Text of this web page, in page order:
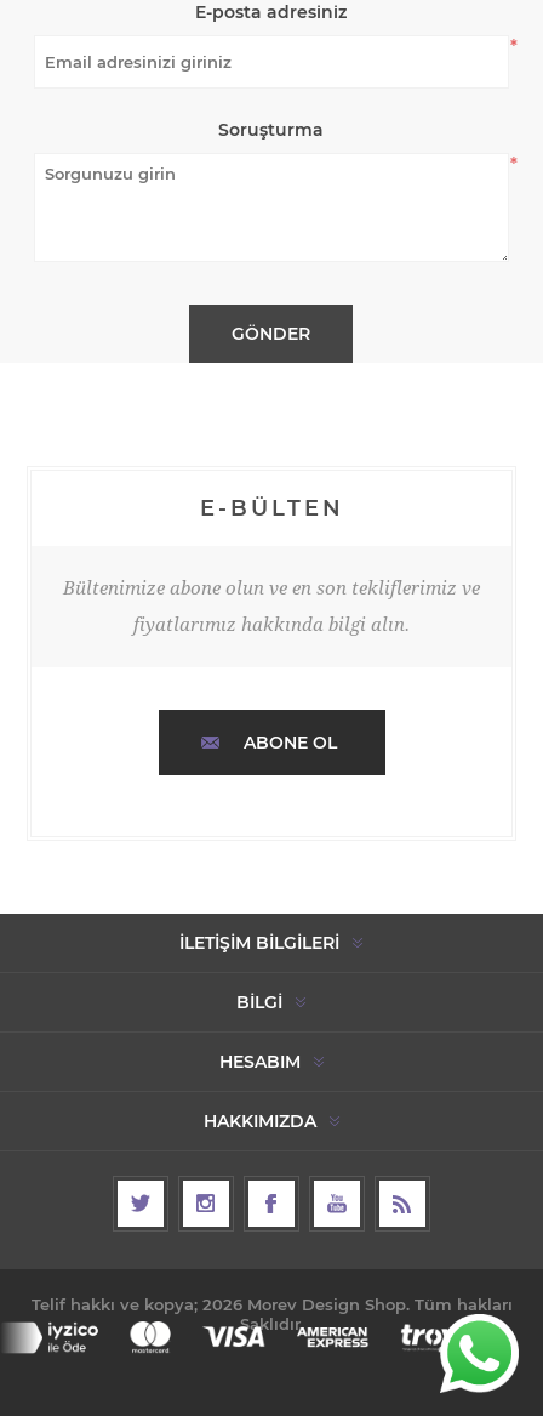
E-posta adresiniz
*
Soruşturma
*
E-BÜLTEN
Bültenimize abone olun ve en son tekliflerimiz ve
fiyatlarımız hakkında bilgi alın.
ABONE OL
İLETIŞIM BILGILERI
BILGI
HESABIM
HAKKIMIZDA
Telif hakkı ve kopya; 2026 Morev Design Shop. Tüm hakları
Saklıdır.